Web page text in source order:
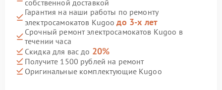
собственной доставкой
Гарантия на наши работы по ремонту
электросамокатов Kugooдо 3-х лет
Срочный ремонт электросамокатов Kugoo в
течении часа
Скидка для вас до 20%
Получите 1500 рублей на ремонт
Оригинальные комплектующие Kugoo